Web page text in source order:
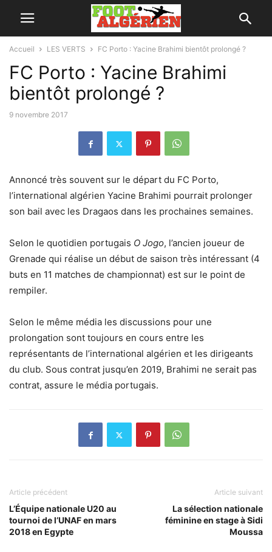
Accueil LES VERTS FC Porto : Yacine Brahimi bientôt prolongé ?
FC Porto : Yacine Brahimi
bientôt prolongé ?
9 novembre 2017
Annoncé très souvent sur le départ du FC Porto,
l’international algérien Yacine Brahimi pourrait prolonger
son bail avec les Dragaos dans les prochaines semaines.
Selon le quotidien portugais O Jogo, l’ancien joueur de
Grenade qui réalise un début de saison très intéressant (4
buts en 11 matches de championnat) est sur le point de
rempiler.
Selon le même média les discussions pour une
prolongation sont toujours en cours entre les
représentants de l’international algérien et les dirigeants
du club. Sous contrat jusqu’en 2019, Brahimi ne serait pas
contrat, assure le média portugais.
Article précédent
L’Équipe nationale U20 au
tournoi de l’UNAF en mars
2018 en Egypte
Article suivant
La sélection nationale
féminine en stage à Sidi
Moussa